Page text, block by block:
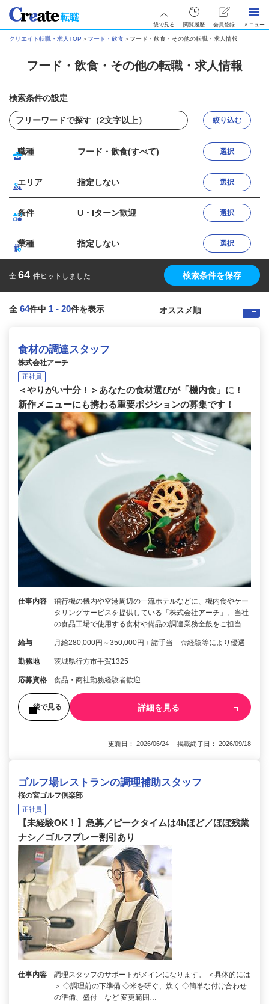
後で見る 閲覧履歴 会員登録 メニュー
クリエイト転職・求人TOP ＞ フード・飲食＞ フード・飲食・その他の転職・求人情報
フード・飲食・その他の転職・求人情報
検索条件の設定
絞り込む
職種 フード・飲食(すべて) 選択
エリア 指定しない 選択
条件 U・Iターン歓迎 選択
業種 指定しない 選択
全 64 件ヒットしました 検索条件を保存
全 64件中 1 - 20件を表示
食材の調達スタッフ
株式会社アーチ
正社員
＜やりがい十分！＞あなたの食材選びが「機内食」に！
新作メニューにも携わる重要ポジションの募集です！
仕事内容
飛行機の機内や空港周辺の一流ホテルなどに、機内食やケー
タリングサービスを提供している「株式会社アーチ」。当社
の食品工場で使用する食材や備品の調達業務全般をご担当…
給与 月給280,000円～350,000円＋諸手当 ☆経験等により優遇
勤務地 茨城県行方市手賀1325
応募資格 食品・商社勤務経験者歓迎
後で見る 詳細を見る
更新日： 2026/06/24 掲載終了日： 2026/09/18
ゴルフ場レストランの調理補助スタッフ
桜の宮ゴルフ倶楽部
正社員
【未経験OK！】急募／ピークタイムは4hほど／ほぼ残業
ナシ／ゴルフプレー割引あり
仕事内容
調理スタッフのサポートがメインになります。 ＜具体的には
＞ ◇調理前の下準備 ◇米を研ぐ、炊く ◇簡単な付け合わせ
の準備、盛付 など 変更範囲…